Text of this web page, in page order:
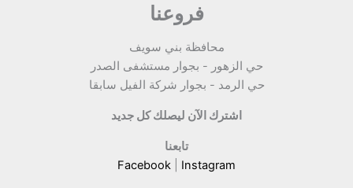
فروعنا
محافظة بني سويف
حي الزهور - بجوار مستشفى الصدر
حي الرمد - بجوار شركة الفيل سابقا
اشترك الآن ليصلك كل جديد
تابعنا
Facebook
Instagram